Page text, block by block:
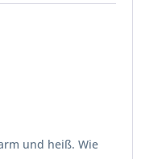
und heiß. Wie